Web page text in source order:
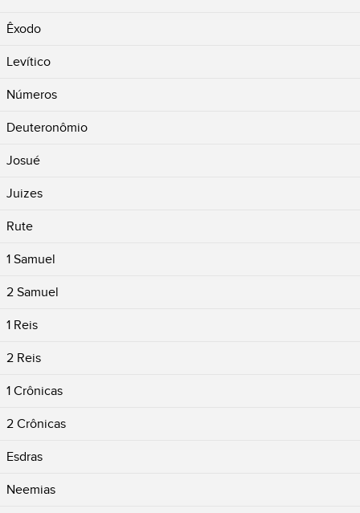
Êxodo
Levítico
Números
Deuteronômio
Josué
Juizes
Rute
1 Samuel
2 Samuel
1 Reis
2 Reis
1 Crônicas
2 Crônicas
Esdras
Neemias